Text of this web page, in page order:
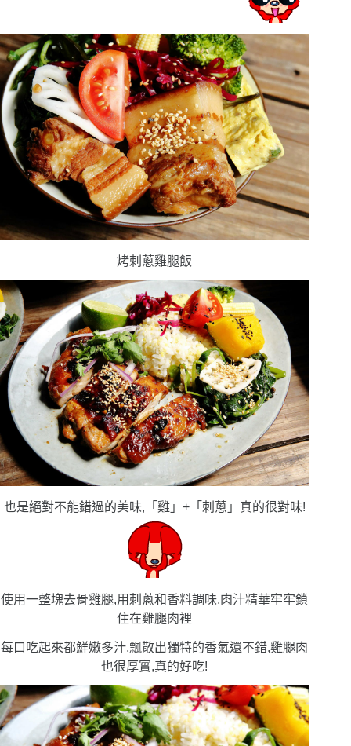
烤刺蔥雞腿飯
也是絕對不能錯過的美味,「雞」+「刺蔥」真的很對味!
使用一整塊去骨雞腿,用刺蔥和香料調味,肉汁精華牢牢鎖
住在雞腿肉裡
每口吃起來都鮮嫩多汁,飄散出獨特的香氣還不錯,雞腿肉
也很厚實,真的好吃!